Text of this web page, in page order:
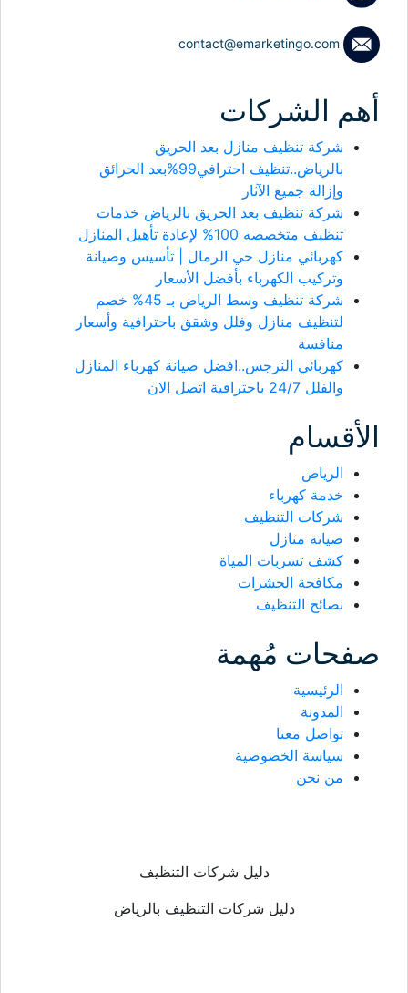
contact@emarketingo.com
أهم الشركات
شركة تنظيف منازل بعد الحريق
بالرياض..تنظيف احترافي99%بعد الحرائق
وإزالة جميع الآثار
شركة تنظيف بعد الحريق بالرياض خدمات
تنظيف متخصصه 100% لإعادة تأهيل المنازل
كهربائي منازل حي الرمال | تأسيس وصيانة
وتركيب الكهرباء بأفضل الأسعار
شركة تنظيف وسط الرياض بـ 45% خصم
لتنظيف منازل وفلل وشقق باحترافية وأسعار
منافسة
كهربائي النرجس..افضل صيانة كهرباء المنازل
والفلل 24/7 باحترافية اتصل الان
الأقسام
الرياض
خدمة كهرباء
شركات التنظيف
صيانة منازل
كشف تسربات المياة
مكافحة الحشرات
نصائح التنظيف
صفحات مُهمة
الرئيسية
المدونة
تواصل معنا
سياسة الخصوصية
من نحن
دليل شركات التنظيف
دليل شركات التنظيف بالرياض